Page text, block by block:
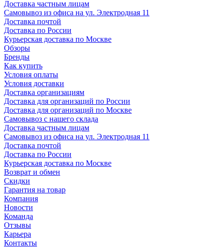
Доставка частным лицам
Самовывоз из офиса на ул. Электродная 11
Доставка почтой
Доставка по России
Курьерская доставка по Москве
Обзоры
Бренды
Как купить
Условия оплаты
Условия доставки
Доставка организациям
Доставка для организаций по России
Доставка для организаций по Москве
Самовывоз с нашего склада
Доставка частным лицам
Самовывоз из офиса на ул. Электродная 11
Доставка почтой
Доставка по России
Курьерская доставка по Москве
Возврат и обмен
Скидки
Гарантия на товар
Компания
Новости
Команда
Отзывы
Карьера
Контакты